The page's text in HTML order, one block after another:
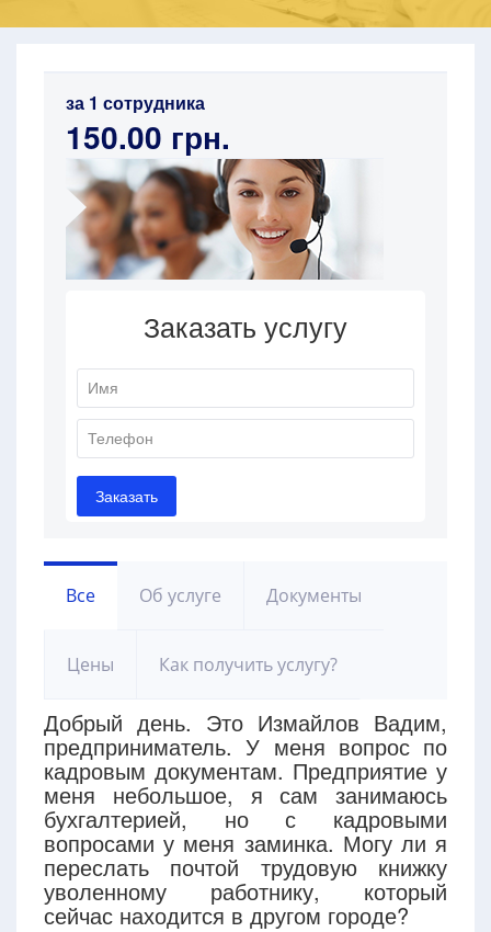
за 1 сотрудника
150.00 грн.
Все Об услуге Документы
Цены Как получить услугу?
Добрый день. Это Измайлов Вадим,
предприниматель. У меня вопрос по
кадровым документам. Предприятие у
меня небольшое, я сам занимаюсь
бухгалтерией, но с кадровыми
вопросами у меня заминка. Могу ли я
переслать почтой трудовую книжку
уволенному работнику, который
сейчас находится в другом городе?